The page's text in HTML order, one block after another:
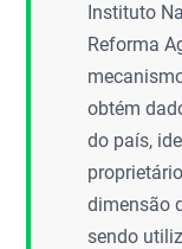
Instituto
Reforma
obtém
do país,
dimensão
sendo